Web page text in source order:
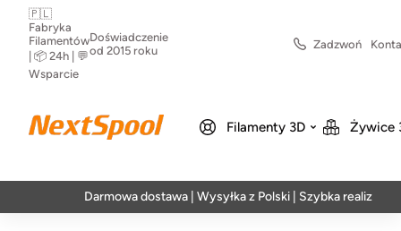
🇵🇱
Fabryka
Filamentów
| 📦 24h | 💬
Wsparcie
Doświadczenie
od 2015 roku
Zadzwoń
Filamenty 3D Żywice
Darmowa dostawa | Wysyłka z Polski | Szybka realizacja w 24h